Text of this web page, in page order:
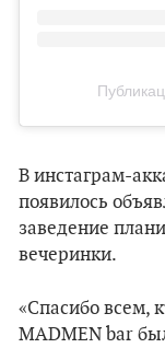
В инстаграм-
появилось
заведение
вечеринки.
«Спасибо всем,
MADMEN bar